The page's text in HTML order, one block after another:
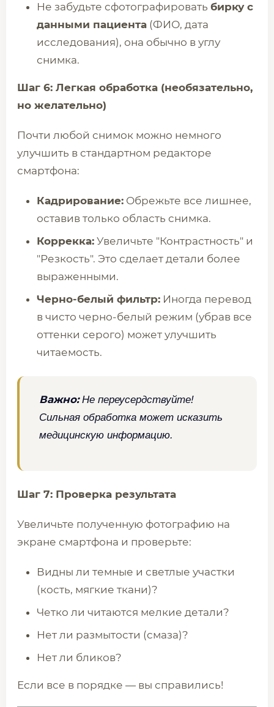
Не забудьте сфотографировать бирку с
данными пациента (ФИО, дата
исследования), она обычно в углу
снимка.
Шаг 6: Легкая обработка (необязательно,
но желательно)
Почти любой снимок можно немного
улучшить в стандартном редакторе
смартфона:
Кадрирование: Обрежьте все лишнее,
оставив только область снимка.
Коррекка: Увеличьте "Контрастность" и
"Резкость". Это сделает детали более
выраженными.
Черно-белый фильтр: Иногда перевод
в чисто черно-белый режим (убрав все
оттенки серого) может улучшить
читаемость.
Важно:Не переусердствуйте!
Сильная обработка может исказить
медицинскую информацию.
Шаг 7: Проверка результата
Увеличьте полученную фотографию на
экране смартфона и проверьте:
Видны ли темные и светлые участки
(кость, мягкие ткани)?
Четко ли читаются мелкие детали?
Нет ли размытости (смаза)?
Нет ли бликов?
Если все в порядке — вы справились!